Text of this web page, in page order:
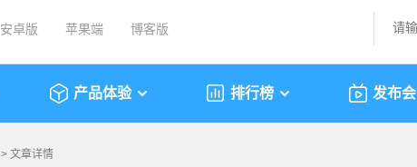
安卓版 苹果端 博客版
产品体验 排行榜 发布会
> 文章详情